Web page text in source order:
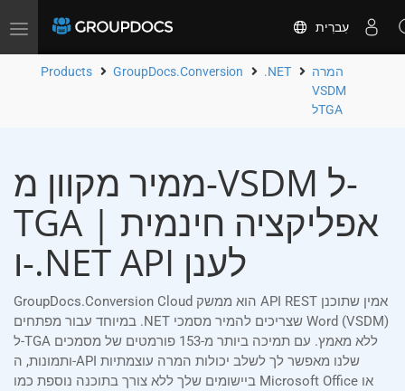
Toggle
עִברִית
Products GroupDocs.Conversion .NET
המרה
VSDM
לTGA
ממיר מקוון מ-VSDM ל-
TGA | אפליקציה חינמית
ו-.NET API לענן
GroupDocs.Conversion Cloud הוא ממשק API REST אמין שתוכנן
במיוחד עבור מפתחים .NET שצריכים להמיר מסמכי Word (VSDM)
ל-TGA ללא מאמץ. עם תמיכה ביותר מ-153 פורמטים של מסמכים
ותמונות, ה-API שלנו מאפשר לך לשלב יכולות המרה עוצמתיות
ביישומים שלך ללא צורך בתוכנה נוספת כמו Microsoft Office או